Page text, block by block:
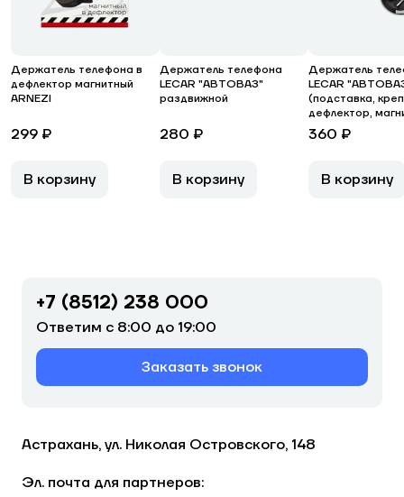
Держатель телефона в
дефлектор магнитный
ARNEZI
299 ₽
В корзину
Держатель телефона
LECAR "АВТОВАЗ"
раздвижной
280 ₽
В корзину
Держатель
LECAR
(подставка,
дефлектор,
360 ₽
В корзину
+7 (8512) 238 000
Ответим с 8:00 до 19:00
Заказать звонок
Астрахань, ул. Николая Островского, 148
Эл. почта для партнеров: